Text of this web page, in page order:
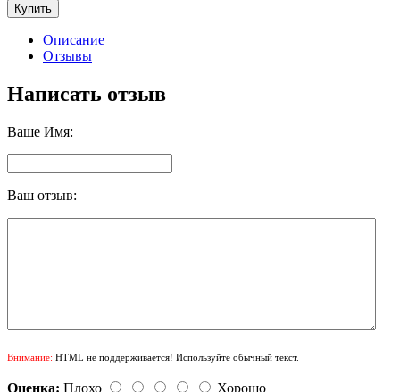
Купить
Описание
Отзывы
Написать отзыв
Ваше Имя:
Ваш отзыв:
Внимание: HTML не поддерживается! Используйте обычный текст.
Оценка: Плохо
Хорошо